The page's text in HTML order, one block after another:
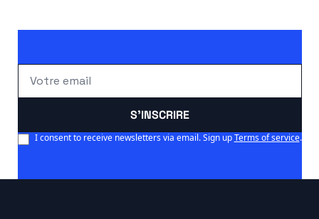
S'INSCRIRE
I consent to receive newsletters via email. Sign up Terms of service.